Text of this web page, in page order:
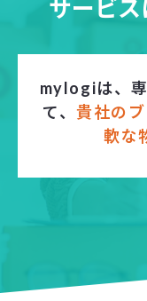
サービス
mylogiは、
て、貴社の
軟な